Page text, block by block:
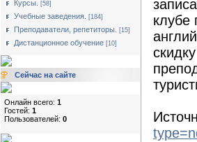
Курсы. [58]
Учебные заведения. [184]
Преподаватели, репетиторы. [15]
Дистанционное обучение [10]
Сейчас на сайте
Онлайн всего: 1
Гостей: 1
Пользователей: 0
клубе